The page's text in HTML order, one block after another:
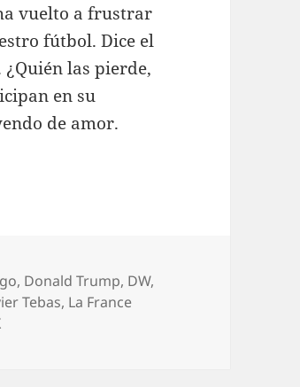
vuelto a frustrar
fútbol. Dice el
las pierde,
en su
de amor.
, Donald Trump, DW,
Tebas, La France